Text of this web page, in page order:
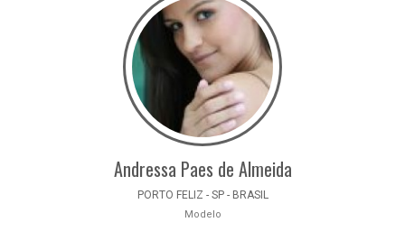
Andressa Paes de Almeida
PORTO FELIZ - SP - BRASIL
Modelo